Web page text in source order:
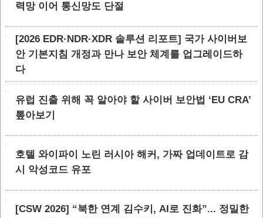
력망 이어 통신망도 단절
[2026 EDR·NDR·XDR 솔루션 리포트] 국가 사이버보
안 기본지침 개정과 만나 보안 체계를 업그레이드하
다
유럽 진출 위해 꼭 알아야 할 사이버 보안법 ‘EU CRA’
톺아보기
호텔 와이파이 노린 러시아 해커, 가짜 업데이트로 감
시 악성코드 유포
[CSW 2026] “북한 연계 김수키, AI로 진화”... 정밀한